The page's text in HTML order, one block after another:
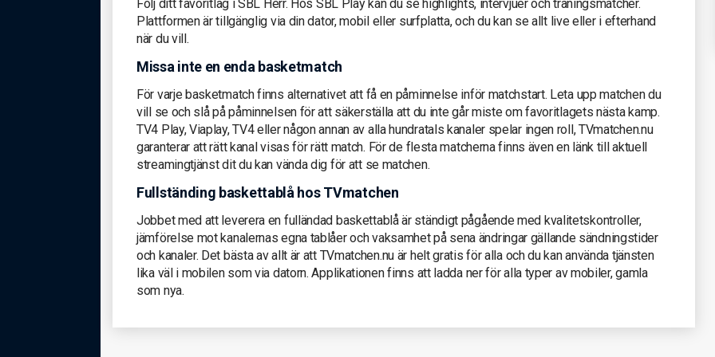
Följ ditt favoritlag i SBL Herr. Hos SBL Play kan du se highlights, intervjuer och träningsmatcher.
Plattformen är tillgänglig via din dator, mobil eller surfplatta, och du kan se allt live eller i efterhand
när du vill.
Missa inte en enda basketmatch
För varje basketmatch finns alternativet att få en påminnelse inför matchstart. Leta upp matchen du
vill se och slå på påminnelsen för att säkerställa att du inte går miste om favoritlagets nästa kamp.
TV4 Play, Viaplay, TV4 eller någon annan av alla hundratals kanaler spelar ingen roll, TVmatchen.nu
garanterar att rätt kanal visas för rätt match. För de flesta matcherna finns även en länk till aktuell
streamingtjänst dit du kan vända dig för att se matchen.
Fullständing baskettablå hos TVmatchen
Jobbet med att leverera en fulländad baskettablå är ständigt pågående med kvalitetskontroller,
jämförelse mot kanalernas egna tablåer och vaksamhet på sena ändringar gällande sändningstider
och kanaler. Det bästa av allt är att TVmatchen.nu är helt gratis för alla och du kan använda tjänsten
lika väl i mobilen som via datorn. Applikationen finns att ladda ner för alla typer av mobiler, gamla
som nya.